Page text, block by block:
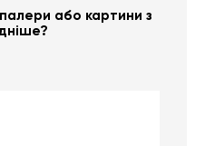
або картини з